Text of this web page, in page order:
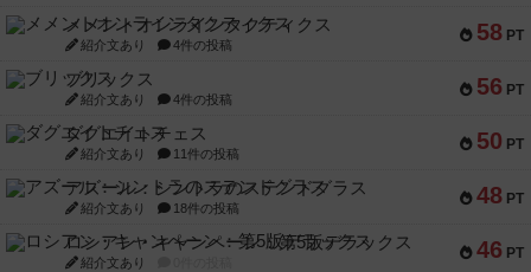
58 PT
メメントオンラインタクティクス
紹介文あり 4件の投稿
56 PT
ブリックス
紹介文あり 4件の投稿
50 PT
ダグエイトチェス
紹介文あり 11件の投稿
48 PT
アズール：シントラのステンドグラス
紹介文あり 18件の投稿
46 PT
ロシアン・キャンペーン：第5版デラックス
紹介文あり